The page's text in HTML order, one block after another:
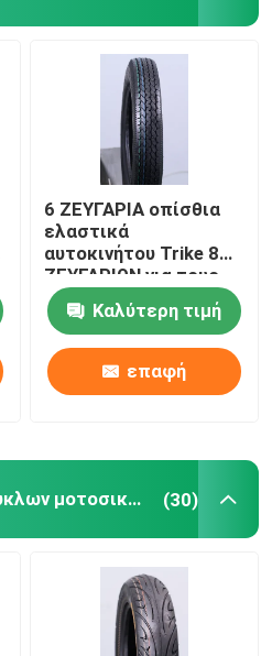
6 ΖΕΥΓΑΡΙΑ οπίσθια
ελαστικά
αυτοκινήτου Trike 8
ΖΕΥΓΑΡΙΩΝ για τους
ενηλίκους 3.75-12
J838 TT που
προσαρμόζονται
Καλύτερη τιμή
επαφή
Ρόδα μηχανικών δίκυκλων μοτοσικλετών (30)